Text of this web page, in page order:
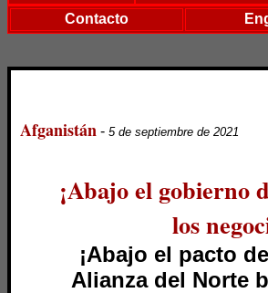
Contacto
Afganistán - 5 de septiembre de 2021
¡Abajo el gobierno
los
¡Abajo el pacto
Alianza del Norte